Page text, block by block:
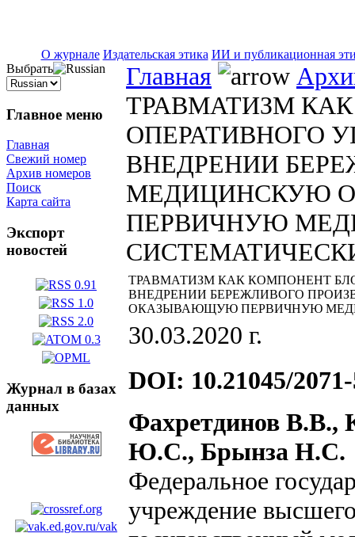
О журнале Издательская этика ИИ и публикационная
Выбрать
Главное меню
Главная
Свежий номер
Архив номеров
Поиск
Карта сайта
Экспорт
новостей
Журнал в базах
данных
Главная
ТРАВМАТИЗМ
ОПЕРАТИВНОГО
ВНЕДРЕНИИ
МЕДИЦИНСКУЮ
ПЕРВИЧНУЮ
ТРАВМАТИЗМ КАК КОМПОНЕНТ
ВНЕДРЕНИИ БЕРЕЖЛИВОГО
ОКАЗЫВАЮЩУЮ ПЕРВИЧНУЮ
30.03.2020 г.
DOI: 10.21045/
Фахретдинов В.В.,
Ю.С., Брынза Н.С.
Федеральное
учреждение